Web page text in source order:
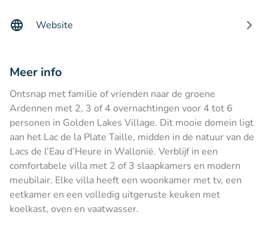
Website
Meer info
Ontsnap met familie of vrienden naar de groene
Ardennen met 2, 3 of 4 overnachtingen voor 4 tot 6
personen in Golden Lakes Village. Dit mooie domein ligt
aan het Lac de la Plate Taille, midden in de natuur van de
Lacs de l’Eau d’Heure in Wallonië. Verblijf in een
comfortabele villa met 2 of 3 slaapkamers en modern
meubilair. Elke villa heeft een woonkamer met tv, een
eetkamer en een volledig uitgeruste keuken met
koelkast, oven en vaatwasser.